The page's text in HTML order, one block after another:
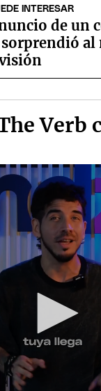
INTERESAR
de un
sorprendió al
Verb